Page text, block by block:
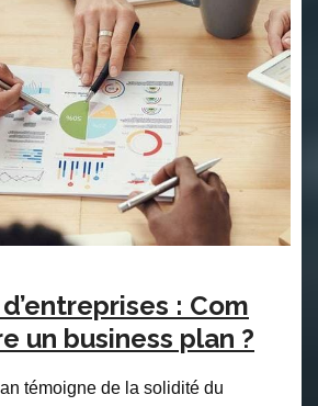
: Com
un business plan ?
témoigne de la solidité du